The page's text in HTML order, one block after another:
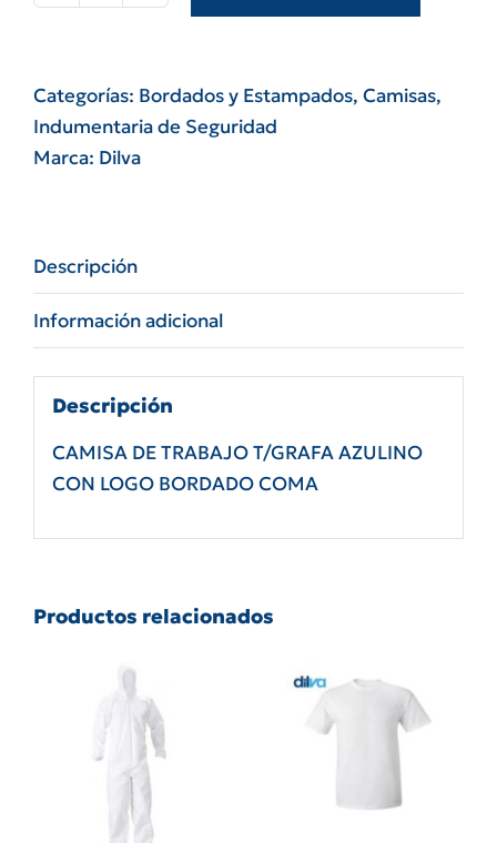
t/grafa
azulino
con
cantidad
Categorías: Bordados y Estampados, Camisas,
Indumentaria de Seguridad
Marca: Dilva
Descripción
Información adicional
Descripción
CAMISA DE TRABAJO T/GRAFA AZULINO
CON LOGO BORDADO COMA
Productos relacionados